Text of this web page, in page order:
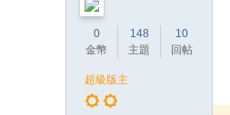
0
金幣
148
主題
10
回帖
超級版主